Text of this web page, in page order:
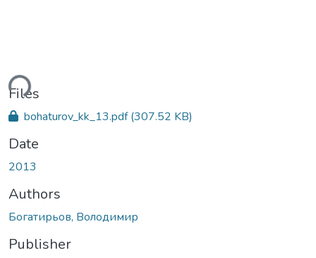
Files
bohaturov_kk_13.pdf(307.52 KB)
Date
2013
Authors
Богатирьов, Володимир
Publisher